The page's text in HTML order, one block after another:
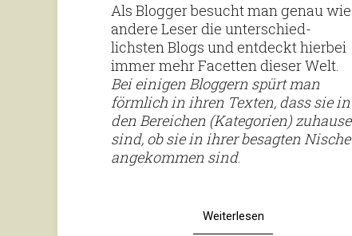
Als Blogger besucht man genau wie
andere Leser die unter­schied­
lichsten Blogs und ent­deckt hierbei
immer mehr Facetten dieser Welt.
Bei einigen Blog­gern spürt man
förm­lich in ihren Texten, dass sie in
den Berei­chen (Kate­go­rien) zuhause
sind, ob sie in ihrer besagten Nische
ange­kommen sind.
Weiterlesen